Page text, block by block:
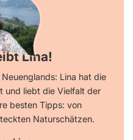
Lina!
Lina hat die
und liebt die Vielfalt der
besten Tipps: von
Naturschätzen.